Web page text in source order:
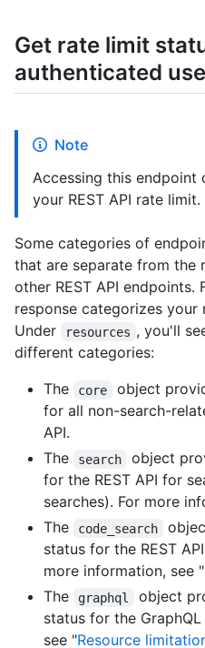
Get rate limit
authenticated
Note
Accessing this endpoint
your REST API rate limit.
Some categories of
that are separate from the
other REST API endpoints.
response categorizes your
Under
resources , you'll
different categories:
The
core
object
for all non-search-
API.
The
search
object
for the REST API for
searches). For more
The
code_search
status for the REST
more information, see "
The
graphql
object
status for the
see "Resource